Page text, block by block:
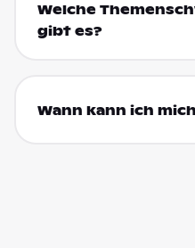
Welche
gibt es?
Wann kann ich